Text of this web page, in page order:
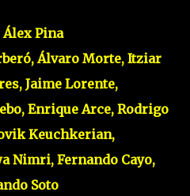
Álex Pina
Álvaro Morte, Itziar
Jaime Lorente,
Enrique Arce, Rodrigo
Keuchkerian,
Nimri, Fernando Cayo,
Soto